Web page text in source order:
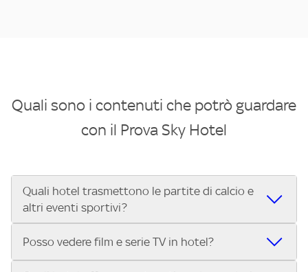
Quali sono i contenuti che potrò guardare
con il Prova Sky Hotel
Quali hotel trasmettono le partite di calcio e
altri eventi sportivi?
Se cerchi un hotel dove poter vedere le partite di Serie A,
Posso vedere film e serie TV in hotel?